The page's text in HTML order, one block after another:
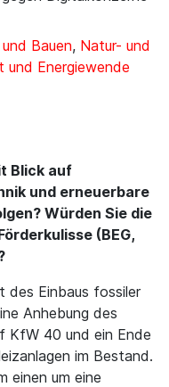
Bauen, Natur- und
und Energiewende
Blick auf
und erneuerbare
Würden Sie die
(BEG,
des Einbaus fossiler
Anhebung des
KfW 40 und ein Ende
im Bestand.
einen um eine